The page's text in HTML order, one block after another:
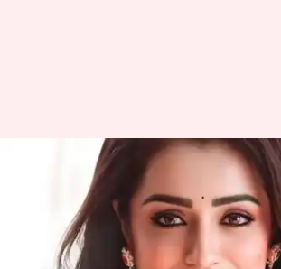
தி கோட்டில் வேற
குத்தாட்டம்; நடிகை
த்ரிஷாவுக்கு
அர்ச்சனா